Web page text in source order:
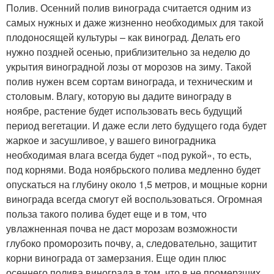
Полив. Осенний полив винограда считается одним из
самых нужных и даже жизненно необходимых для такой
плодоносящей культуры – как виноград. Делать его
нужно поздней осенью, приблизительно за неделю до
укрытия виноградной лозы от морозов на зиму. Такой
полив нужен всем сортам винограда, и техническим и
столовым. Влагу, которую вы дадите винограду в
ноябре, растение будет использовать весь будущий
период вегетации. И даже если лето будущего года будет
жаркое и засушливое, у вашего виноградника
необходимая влага всегда будет «под рукой», то есть,
под корнями. Вода ноябрьского полива медленно будет
опускаться на глубину около 1,5 метров, и мощные корни
винограда всегда смогут ей воспользоваться. Огромная
польза такого полива будет еще и в том, что
увлажненная почва не даст морозам возможности
глубоко проморозить почву, а, следовательно, защитит
корни винограда от замерзания. Еще один плюс